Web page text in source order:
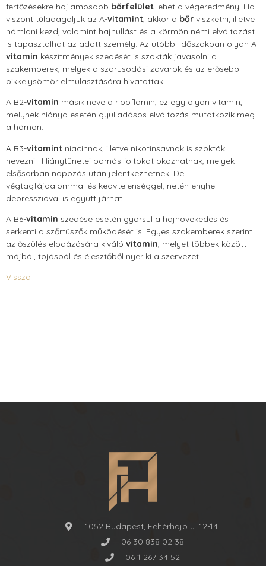
fertőzésekre hajlamosabb bőrfelület lehet a végeredmény. Ha
viszont túladagoljuk az A-vitamint, akkor a bőr viszketni, illetve
hámlani kezd, valamint hajhullást és a körmön némi elváltozást
is tapasztalhat az adott személy. Az utóbbi időszakban olyan A-
vitamin készítmények szedését is szokták javasolni a
szakemberek, melyek a szarusodási zavarok és az erősebb
pikkelysömör elmulasztására hivatottak.
A B2-vitamin másik neve a riboflamin, ez egy olyan vitamin,
melynek hiánya esetén gyulladásos elváltozás mutatkozik meg
a hámon.
A B3-vitamint niacinnak, illetve nikotinsavnak is szokták
nevezni. Hiánytünetei barnás foltokat okozhatnak, melyek
elsősorban napozás után jelentkezhetnek. De
végtagfájdalommal és kedvtelenséggel, netén enyhe
depresszióval is együtt járhat.
A B6-vitamin szedése esetén gyorsul a hajnövekedés és
serkenti a szőrtüszők működését is. Egyes szakemberek szerint
az őszülés elodázására kiváló vitamin, melyet többek között
májból, tojásból és élesztőből nyer ki a szervezet.
Vissza
1052 Budapest, Fehérhajó u. 12-14.
06 30 838 02 38
06 1 267 34 52